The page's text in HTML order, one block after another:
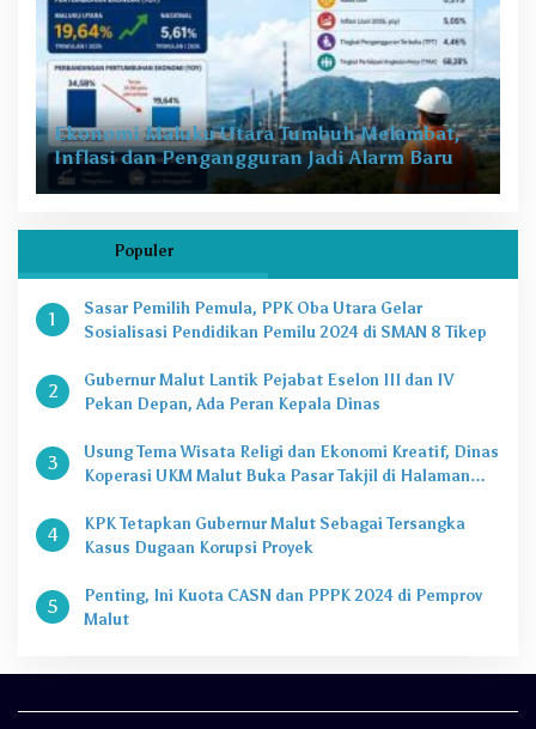
Ekonomi Maluku Utara Tumbuh Melambat,
Inflasi dan Pengangguran Jadi Alarm Baru
Populer
1
Sasar Pemilih Pemula, PPK Oba Utara Gelar
Sosialisasi Pendidikan Pemilu 2024 di SMAN 8 Tikep
2
Gubernur Malut Lantik Pejabat Eselon III dan IV
Pekan Depan, Ada Peran Kepala Dinas
3
Usung Tema Wisata Religi dan Ekonomi Kreatif, Dinas
Koperasi UKM Malut Buka Pasar Takjil di Halaman
4
KPK Tetapkan Gubernur Malut Sebagai Tersangka
Kasus Dugaan Korupsi Proyek
5
Penting, Ini Kuota CASN dan PPPK 2024 di Pemprov
Malut